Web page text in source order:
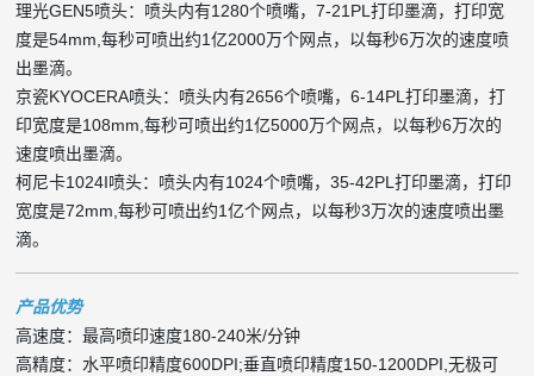
理光GEN5喷头：喷头内有1280个喷嘴，7-21PL打印墨滴，打印宽
度是54mm,每秒可喷出约1亿2000万个网点，以每秒6万次的速度喷
出墨滴。
京瓷KYOCERA喷头：喷头内有2656个喷嘴，6-14PL打印墨滴，打
印宽度是108mm,每秒可喷出约1亿5000万个网点，以每秒6万次的
速度喷出墨滴。
柯尼卡1024I喷头：喷头内有1024个喷嘴，35-42PL打印墨滴，打印
宽度是72mm,每秒可喷出约1亿个网点，以每秒3万次的速度喷出墨
滴。
产品优势
高速度：最高喷印速度180-240米/分钟
高精度：水平喷印精度600DPI;垂直喷印精度150-1200DPI,无极可